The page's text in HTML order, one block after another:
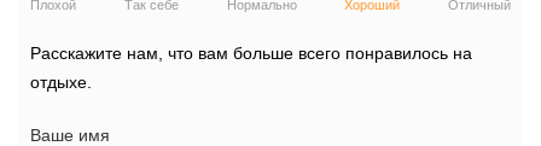
Плохой Так себе Нормально Хороший Отличный
Расскажите нам, что вам больше всего понравилось на
отдыхе.
Ваше имя